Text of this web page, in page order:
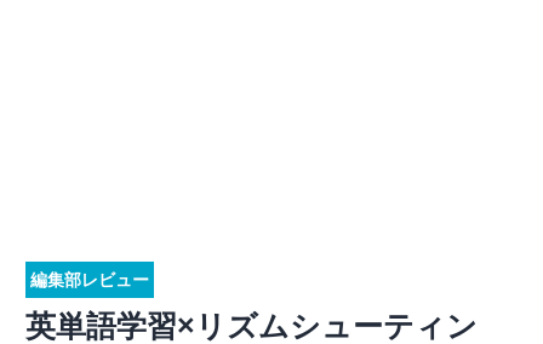
編集部レビュー
英単語学習×リズムシューティン